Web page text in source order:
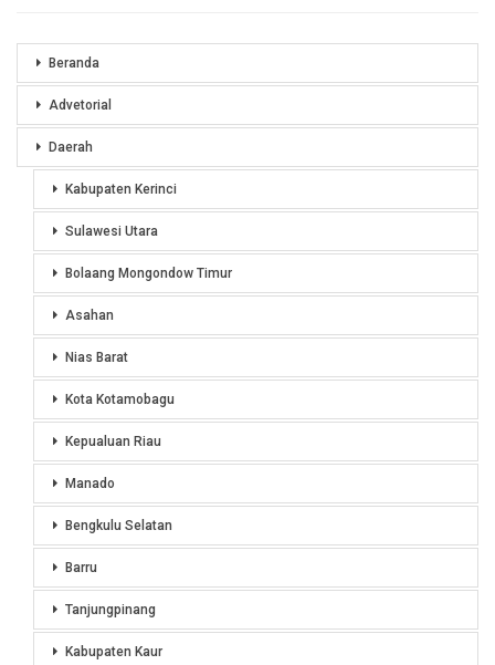
Beranda
Advetorial
Daerah
Kabupaten Kerinci
Sulawesi Utara
Bolaang Mongondow Timur
Asahan
Nias Barat
Kota Kotamobagu
Kepualuan Riau
Manado
Bengkulu Selatan
Barru
Tanjungpinang
Kabupaten Kaur